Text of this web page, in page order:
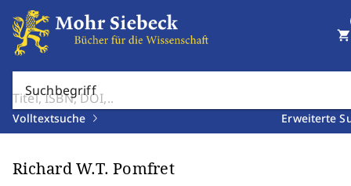
Suchbegriff
Volltextsuche Erweiterte
shopping_cart
Richard W.T. Pomfret